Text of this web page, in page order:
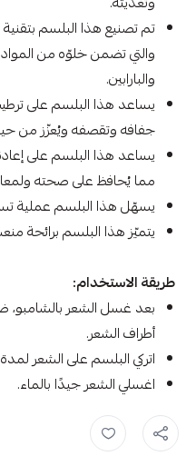
تم تصنيع هذا البلسم
والتي تضمن خلوّه من المواد
والبارابين.
يساعد هذا البلسم على
جفافه وتقصفه ويُعزّز من
يساعد هذا البلسم على
مما يُحافظ على صحته
يسهّل هذا البلسم عملية
يتميّز هذا البلسم برائحة
طريقة الاستخدام:
بعد غسل الشعر
أطراف الشعر.
اتركي البلسم على الشعر لمدة 3-5 دقائق.
اغسلي الشعر جيدًا بالماء.
giovanni منتجات ,